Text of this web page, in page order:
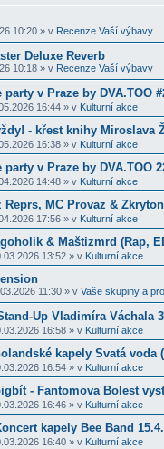
10:20 » v Recenze Vaší výbavy
Deluxe Reverb
10:18 » v Recenze Vaší výbavy
party v Praze by DVA.TOO
16:44 » v Kulturní akce
- křest knihy Miroslava
16:38 » v Kulturní akce
party v Praze by DVA.TOO
14:48 » v Kulturní akce
Reprs, MC Provaz &
17:56 » v Kulturní akce
& Maštizmrd (Rap,
13:52 » v Kulturní akce
11:30 » v Vaše skupiny a
Up Vladimíra Váchala
16:58 » v Kulturní akce
kapely Svatá
16:54 » v Kulturní akce
- Fantomova Bolest
16:46 » v Kulturní akce
kapely Bee Band
16:40 » v Kulturní akce